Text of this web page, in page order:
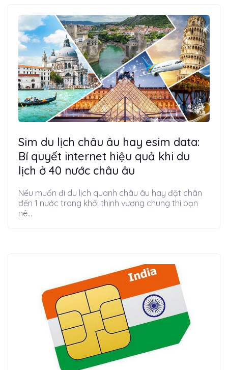
Sim du lịch châu âu hay esim data:
Bí quyết internet hiệu quả khi du
lịch ở 40 nước châu âu
Nếu muốn đi du lịch quanh châu âu hay đặt chân
đến 1 nước trong khối thịnh vượng chung thì bạn
nê...